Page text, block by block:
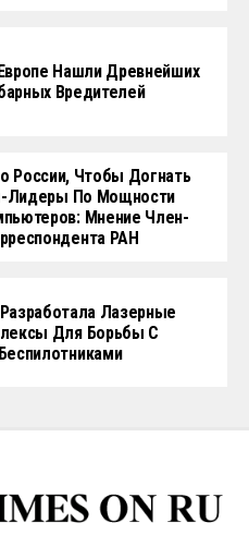
Нашли Древнейших
Вредителей
России, Чтобы Догнать
Лидеры По Мощности
Мнение Член-
РАН
Лазерные
Для Борьбы С
Беспилотниками